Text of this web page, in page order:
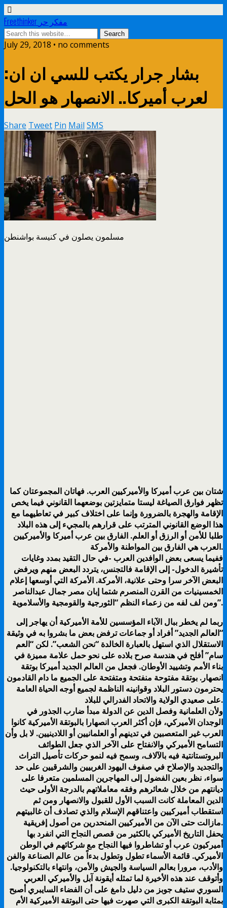
Freethinker مفكر حر
July 29, 2018 • no comments
بشار جرار يكتب للسي ان ان:
لعرب أميركا.. الانصهار هو الحل
Share Tweet Pin Mail SMS
مسلمون يصلون في كنيسة بواشنطن
شتان بين عرب أميركا والأميركيين العرب. فهاتان المجموعتان كما
تظهر فوارق الصياغة ليستا متمايزتين بوضعهما القانوني فيما يخص
الإقامة والهجرة بالضرورة وإنما على اختلاف كبير في تعاطيهما مع
هذا الوضع القانوني المترتب على قرارهم بالمجيء إلى هذه البلاد
طلبا للأمن أو الرزق أو العلم. الفارق بين عرب أميركا والأميركيين
العرب هي الفارق بين المواطنة والأمركة.
ففيما يسعى بعض الوافدين العرب -في حال التقيد بمدد وغايات
تأشيرة الدخول- إلى الإقامة فالتجنس، يتردد البعض منهم ويرفض
البعض الآخر سرا وحتى علانية، الأمركة. الأمركة التي أوسعها إعلام
الخمسينيات من القرن المنصرم شتما إبان مصر جمال عبدالناصر
ومن لف لفه من زعماء النظم “الثورجية والقومجية والأسلاموية”.
ربما لم يخطر ببال الآباء المؤسسين للأمة الأميركية أن يهاجر إلى
“العالم الجديد” أفراد أو جماعات ترفض بعض ما بشروا به في وثيقة
الاستقلال الذي استهل بالعبارة الخالدة “نحن الشعب”. لكن “العم
سام” أفلح في هندسة صرح بلاده على نحو حمل علامة مميزة في
بناء الأمم وتشييد الأوطان. فجعل من العالم الجديد أميركا بوتقة
انصهار. بوتقة مفتوحة منفتحة ومتفتحة على الجميع ما دام القادمون
يحترمون دستور البلاد وقوانينه الناظمة لجميع أوجه الحياة العامة
على صعيدي الولاية والاتحاد الفدرالي للبلاد.
ولأن العلمانية وفصل الدين عن الدولة مبدأ ضارب الجذور في
الوجدان الأميركي، فإن أكثر العرب انصهارا بالبوتقة الأميركية كانوا
العرب غير المتعصبين في تدينهم أو العلمانيين أو اللادينيين. لا بل وأن
التسامح الأميركي والانفتاح على الآخر الذي جعل الطوائف
البروتستانتية فيه بالآلاف، وسمح فيه لنمو حركات تأصيل التراث
والتجديد والإصلاح في صفوف اليهود الغربيين والشرقيين على حد
سواء، نظر بعين الفضول إلى المهاجرين المسلمين متعرفا على
ديانتهم من خلال شعائرهم وفقه معاملاتهم بالدرجة الأولى حيث
الدين المعاملة كانت السبب الأول للقبول والانصهار ومن ثم
استقطاب أميركيين واعتناقهم الإسلام والذي تصادف أن غالبيتهم
مازالت حتى الآن من الأميركيين المنحدرين من أصول إفريقية.
يحفل التاريخ الأميركي بالكثير من قصص النجاح التي انفرد بها
أميركيون عرب أو تشاطروا فيها النجاح مع شركائهم في الوطن
الأميركي. قائمة الأسماء تطول وتطول بدءاً من عالم الصناعة والفن
والأدب، مرورا بعالم السياسة والجيش والأمن، وانتهاء بالتكنولوجيا.
وأتوقف عند هذه الأخيرة لما تمثله أيقونة آبل والأميركي العربي
السوري ستيف جوبز من دليل دامغ على أن الفضاء السايبري أصبح
بمثابة البوتقة الكبرى التي صهرت فيها حتى البوتقة الأميركية الأم